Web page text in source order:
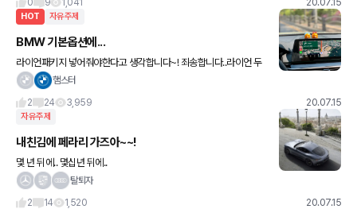
는
HOT 자유주제
BMW 기본옵션에...
라이언패키지 넣어줘야한다고 생각합니다~! 죄송합니다..라이언 두
마리 모아서 기분이 좋아 그만...뻘글을^^
햄스터
2
24 3,959 20.07.15
자유주제
내친김에 페라리 가즈아~~!
몇 년 뒤에.. 몇십년 뒤에..
탈퇴자
2
14 1,520 20.07.15